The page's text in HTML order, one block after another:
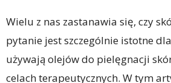
Wielu z nas zastanawia się, czy
pytanie jest szczególnie istotne
używają olejów do pielęgnacji
celach terapeutycznych. W tym